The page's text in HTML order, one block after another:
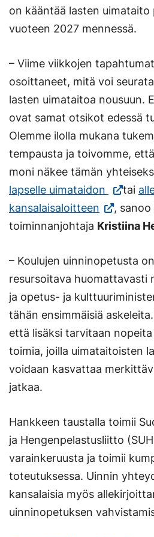
on kääntää lasten
vuoteen 2027 mennessä.
– Viime viikkojen
osoittaneet, mitä voi
lasten uimataitoa nousuun.
ovat samat otsikot edessä
Olemme ilolla mukana
tempausta ja toivomme,
moni näkee tämän
lapselle uimataidon
(Vieraile
ulkoisella
avautuu
uuteen
tai
kansalaisaloitteen (Vieraile
ulkoisella
Linkki
avautuu
uuteen
, sanoo
toiminnanjohtaja Kristiina
– Koulujen uinninopetusta
resursoitava huomattavasti
ja opetus- ja
tähän ensimmäisiä
että lisäksi tarvitaan
toimia, joilla uimataitoisten
voidaan kasvattaa
jatkaa.
Hankkeen taustalla toimii
ja Hengenpelastusliitto
varainkeruusta ja toimii
toteutuksessa. Uinnin
kansalaisia myös
uinninopetuksen